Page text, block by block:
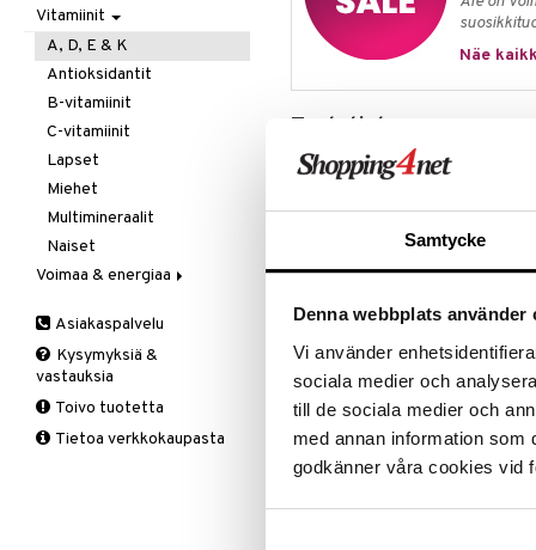
Samtycke
Denna webbplats använder
Vi använder
sociala medier och
till de sociala medier och
med annan information som
godkänner våra cookies vid
Näe
Tuotetieto
Pharbio Vitamin D Gummies
vitamiini tukee
Purkki (ilman kantta) 100%
Vain 1 gummy päivässä
Sokeriton
Annostus
1 gummy per päivä.
ruokavalion korvikkeena. On
ruokavaliota sekä terveellisiä
Verisuonia vahvistavat
Kivunlievitys
Muuta
Valoterapia
Juomat
Kuidut
Puhdistus
Ruuansulatus
Suolisto
C-vitamiini
Estävä & helpottava
Korva & nenä & kurkku
Muut
Valkosipuli
Viruksiin
Yskään
Vitamiinit
A, D, E & K
Antioksidantit
B-vitamiinit
C-vitamiinit
Lapset
Miehet
Multimineraalit
Naiset
Voimaa & energiaa
Muut
Q-10
Schizandra
Suorituskyky
Asiakaspalvelu
Kysymyksiä &
vastauksia
Toivo tuotetta
Tietoa verkkokaupasta